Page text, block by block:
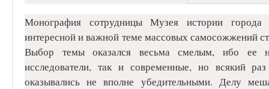
Монография сотрудницы Музея истории
интересной и важной теме массовых самосожжений
Выбор темы оказался весьма смелым, ибо ее
исследователи, так и современные, но всякий
оказывались не вполне убедительными. Делу